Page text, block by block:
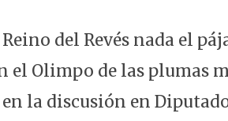
del Revés nada el
el Olimpo de las plumas
la discusión en